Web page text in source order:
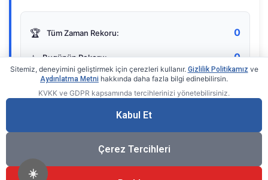
☀️
🏆 Tüm Zaman Rekoru: 0
⭐ Bugünün Rekoru: 0
Gerçek zamanlı sayaç
Sitemiz, deneyimini geliştirmek için çerezleri kullanır. Gizlilik Politikamız ve
Aydınlatma Metni hakkında daha fazla bilgi edinebilirsin.
KVKK ve GDPR kapsamında tercihlerinizi yönetebilirsiniz.
Kabul Et
Çerez Tercihleri